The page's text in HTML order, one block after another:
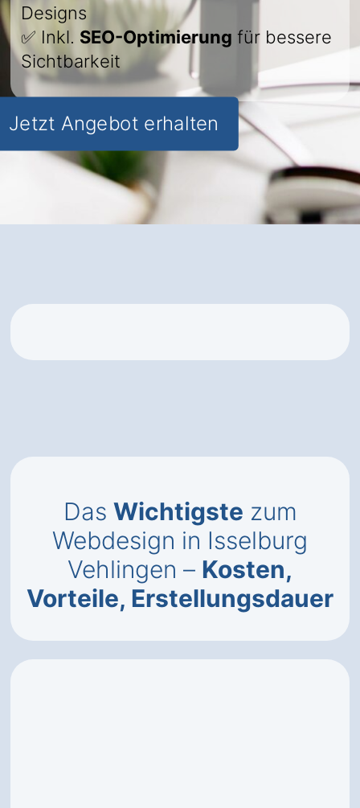
Designs
✅ Inkl. SEO-Optimierung für bessere
Sichtbarkeit
Jetzt Angebot erhalten
Das Wichtigste zum
Webdesign in Isselburg
Vehlingen – Kosten,
Vorteile, Erstellungsdauer